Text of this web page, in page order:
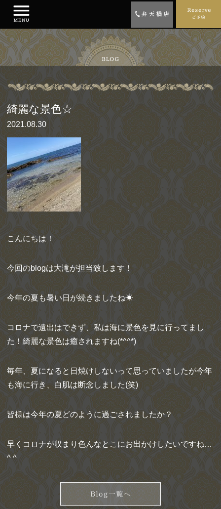
綺麗な景色☆
2021.08.30
こんにちは！
今回のblogは大滝が担当致します！
今年の夏も暑い日が続きましたね☀︎
コロナで遠出はできず、私は海に景色を見に行ってまし
た！綺麗な景色は癒されますね(*^^*)
毎年、夏になると日焼けしないって思っていましたが今年
も海に行き、白肌は断念しました(笑)
皆様は今年の夏どのように過ごされましたか？
早くコロナが収まり色んなとこにお出かけしたいですね…
^ ^